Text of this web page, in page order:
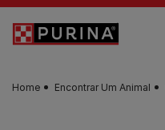
Skip to main content
Home Encontrar Um Animal